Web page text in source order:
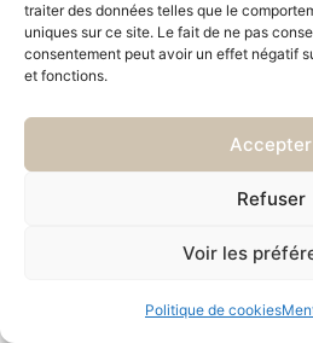
traiter des données telles que le
uniques sur ce site. Le fait de ne pas
consentement peut avoir un effet négatif
et fonctions.
Accepter
Refuser
Voir les
Politique de cookies